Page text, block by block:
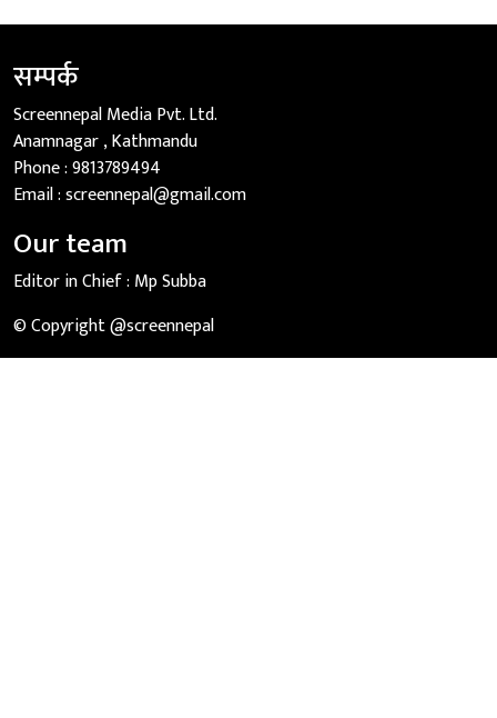
सम्पर्क
Screennepal Media Pvt. Ltd.
Anamnagar , Kathmandu
Phone :9813789494
Email :screennepal@gmail.com
Our team
Editor in Chief : Mp Subba
© Copyright @screennepal